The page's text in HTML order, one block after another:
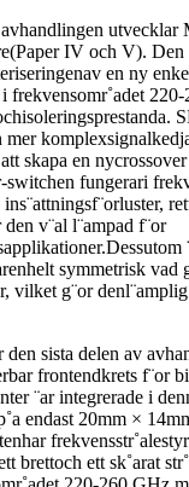
utvecklar
IV och V). Den
en ny
frekvensomr˚adet
mer
skapa en
switchen fungerari
v¨al l¨ampad f¨or
symmetrisk vad
vilket g¨or
den sista delen av
frontendkrets f¨or
¨ar integrerade i
endast 20mm ×
brettoch ett sk˚arat